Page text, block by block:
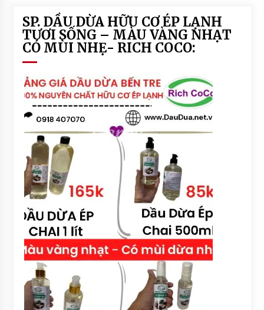
SP. DẦU DỪA HỮU CƠ ÉP LẠNH
TƯƠI SỐNG – MÀU VÀNG NHẠT
CÓ MÙI NHẸ- RICH COCO: